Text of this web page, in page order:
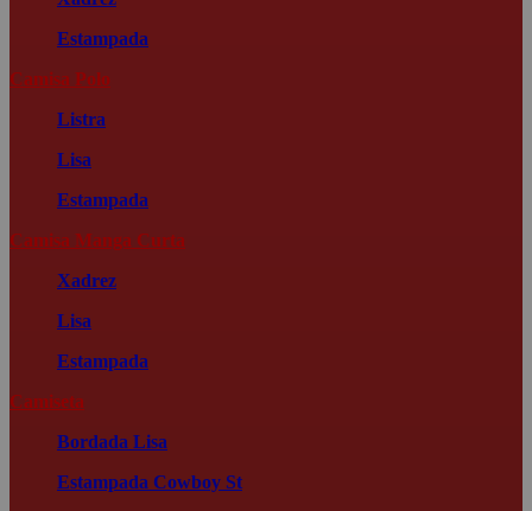
Estampada
Camisa Polo
Listra
Lisa
Estampada
Camisa Manga Curta
Xadrez
Lisa
Estampada
Camiseta
Bordada Lisa
Estampada Cowboy St